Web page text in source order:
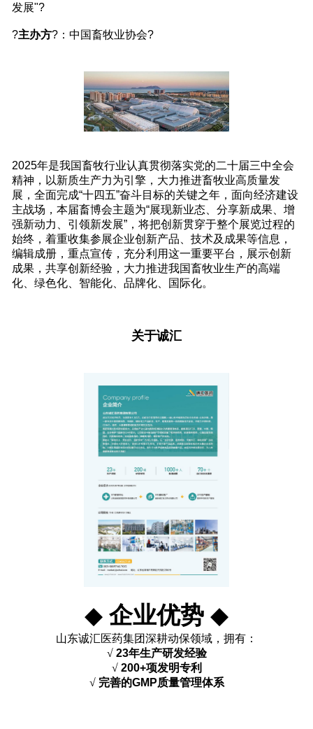
发展"?
?主办方?：中国畜牧业协会?
2025年是我国畜牧行业认真贯彻落实党的二十届三中全会
精神，以新质生产力为引擎，大力推进畜牧业高质量发
展，全面完成“十四五”奋斗目标的关键之年，面向经济建设
主战场，本届畜博会主题为“展现新业态、分享新成果、增
强新动力、引领新发展”，将把创新贯穿于整个展览过程的
始终，着重收集参展企业创新产品、技术及成果等信息，
编辑成册，重点宣传，充分利用这一重要平台，展示创新
成果，共享创新经验，大力推进我国畜牧业生产的高端
化、绿色化、智能化、品牌化、国际化。
关于诚汇
◆ 企业优势 ◆
山东诚汇医药集团深耕动保领域，拥有：
√ 23年生产研发经验
√ 200+项发明专利
√ 完善的GMP质量管理体系